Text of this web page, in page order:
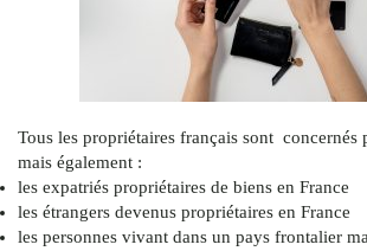
Tous les propriétaires français sont concernés
mais également :
les expatriés propriétaires de biens en France
les étrangers devenus propriétaires en France
les personnes vivant dans un pays frontalier